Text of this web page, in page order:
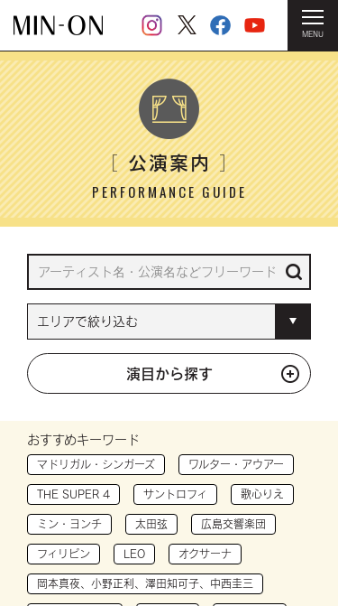
MENU
HOME ＞ 公演案内
［公演案内］
PERFORMANCE GUIDE
演目から探す
おすすめキーワード
マドリガル・シンガーズ ワルター・アウアー
THE SUPER 4 サントロフィ 歌心りえ
ミン・ヨンチ 太田弦 広島交響楽団
フィリピン LEO オクサーナ
岡本真夜、小野正利、澤田知可子、中西圭三